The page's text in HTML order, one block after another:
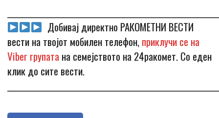
Добивај директно РАКОМЕТНИ ВЕСТИ
вести на твојот мобилен телефон,приклучи се на
Viber групата на семејството на 24ракомет. Со еден
клик до сите вести.